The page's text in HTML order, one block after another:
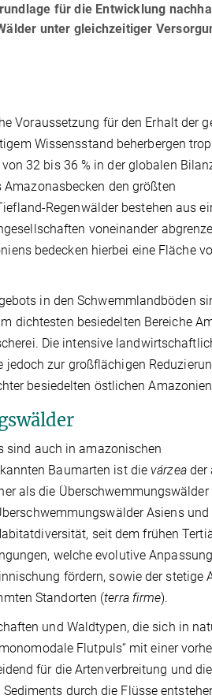
für die Entwicklung
unter gleichzeitiger
Voraussetzung für den Erhalt der
Wissensstand beherbergen
32 bis 36 % in der globalen
den größten
Regenwälder bestehen aus
voneinander
bedecken hierbei eine Fläche
in den Schwemmlandböden
dichtesten besiedelten Bereiche
Die intensive
zur großflächigen
besiedelten östlichen
sind auch in amazonischen
Baumarten ist die várzeader
als die
Asiens und
seit dem frühen
welche evolutive
fördern, sowie der stetige
Standorten (terra firme).
und Waldtypen, die sich in
Flutpuls“ mit einer
für die Artenverbreitung und die
durch die Flüsse